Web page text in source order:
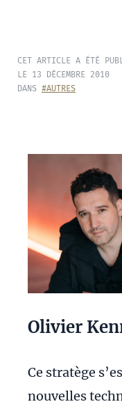
CET ARTICLE A ÉTÉ
LE 13 DÉCEMBRE 2010
DANS #AUTRES
Olivier
Ce stratège
nouvelles